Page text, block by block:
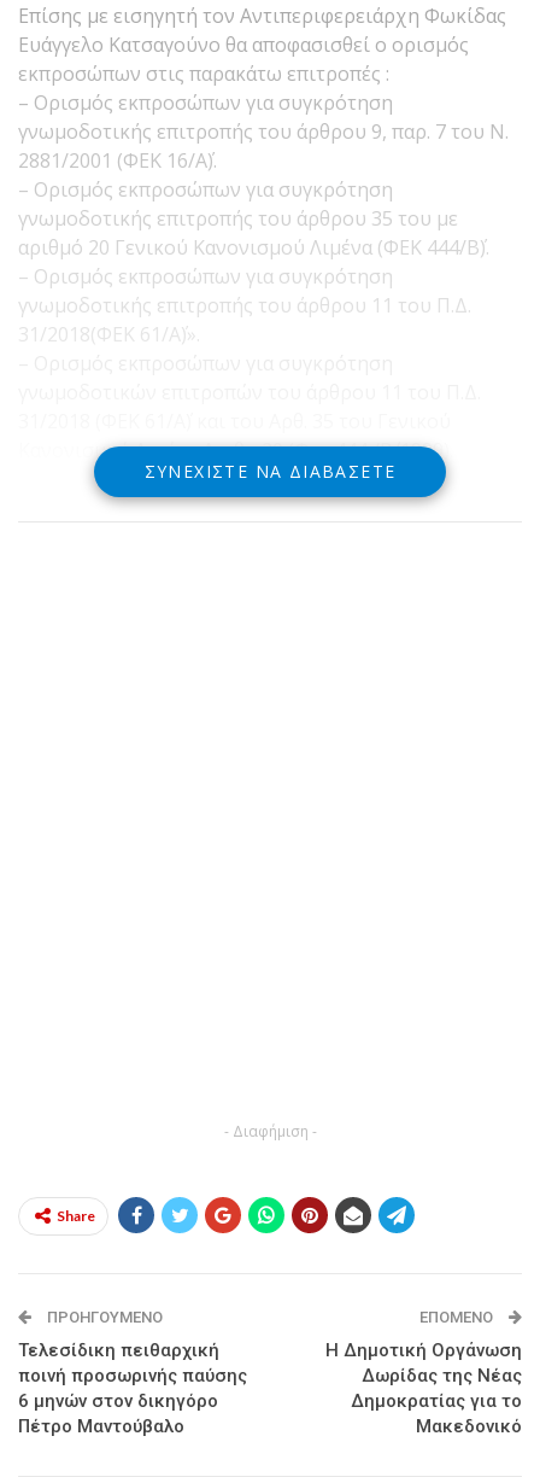
Επίσης με εισηγητή τον Αντιπεριφερειάρχη Φωκίδας
Ευάγγελο Κατσαγούνο θα αποφασισθεί ο ορισμός
εκπροσώπων στις παρακάτω επιτροπές :
– Ορισμός εκπροσώπων για συγκρότηση
γνωμοδοτικής επιτροπής του άρθρου 9, παρ. 7 του Ν.
2881/2001 (ΦΕΚ 16/Α΄).
– Ορισμός εκπροσώπων για συγκρότηση
γνωμοδοτικής επιτροπής του άρθρου 35 του με
αριθμό 20 Γενικού Κανονισμού Λιμένα (ΦΕΚ 444/Β΄).
– Ορισμός εκπροσώπων για συγκρότηση
γνωμοδοτικής επιτροπής του άρθρου 11 του Π.Δ.
31/2018(ΦΕΚ 61/Α΄)».
Κανονισμού Λιμένα Αριθμ 20 (Φεκ 444 /Β΄/1999).
ΣΥΝΕΧΊΣΤΕ ΝΑ ΔΙΑΒΆΣΕΤΕ
- Διαφήμιση -
Share
ΠΡΟΗΓΟΎΜΕΝΟ
Τελεσίδικη πειθαρχική
ποινή προσωρινής παύσης
6 μηνών στον δικηγόρο
Πέτρο Μαντούβαλο
ΕΠΌΜΕΝΟ
Η Δημοτική Οργάνωση
Δωρίδας της Νέας
Δημοκρατίας για το
Μακεδονικό